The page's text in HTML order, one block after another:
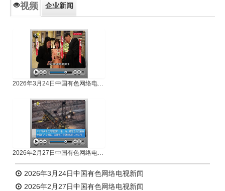
视频 企业新闻
2026年3月24日中国有色网络电视新闻
2026年2月27日中国有色网络电视新闻
2026年3月24日中国有色网络电视新闻
2026年2月27日中国有色网络电视新闻